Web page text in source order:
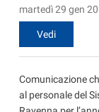
martedì 29 gen
Vedi
Comunicazione
al personale del